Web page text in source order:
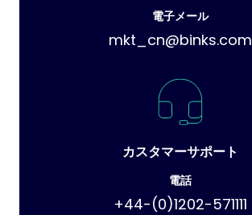
電子メール
mkt_cn@binks.com
カスタマーサポート
電話
+44-(0)1202-571111